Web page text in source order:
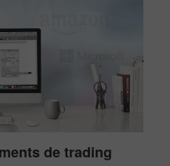
de trading